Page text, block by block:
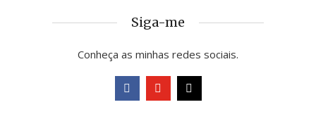
Siga-me
Conheça as minhas redes sociais.